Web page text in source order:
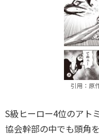
引用：原
S級ヒーロー4位のアト
協会幹部の中でも頭角